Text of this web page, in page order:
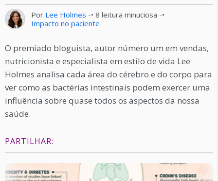
Por Lee Holmes -• 8 leitura minuciosa -•
Impacto no paciente
O premiado bloguista, autor número um em vendas,
nutricionista e especialista em estilo de vida Lee
Holmes analisa cada área do cérebro e do corpo para
ver como as bactérias intestinais podem exercer uma
influência sobre quase todos os aspectos da nossa
saúde.
PARTILHAR: